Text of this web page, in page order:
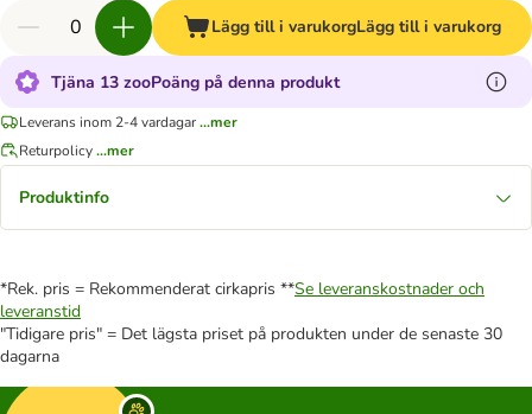
Lägg till i varukorgLägg till i varukorg
Tjäna 13 zooPoäng på denna produkt
Leverans inom 2-4 vardagar...mer
Returpolicy...mer
Produktinfo
*Rek. pris = Rekommenderat cirkapris **Se leveranskostnader och
leveranstid
"Tidigare pris" = Det lägsta priset på produkten under de senaste 30
dagarna